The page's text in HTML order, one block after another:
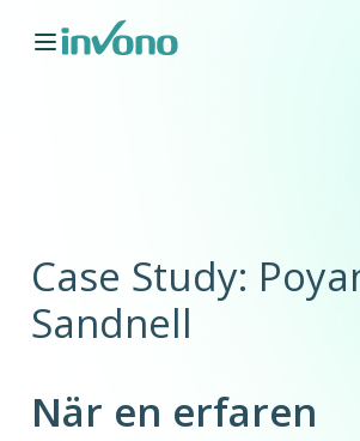
Case Study:
Sandnell
När en erfaren